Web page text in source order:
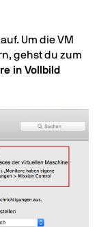
Um die VM
gehst du zum
in Vollbild